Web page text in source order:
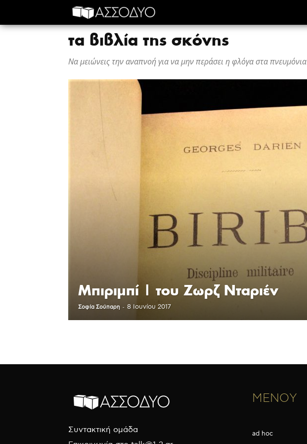
τα βιβλία της σκόνης
Να μειώνεις την αναπνοή για να μην περάσει η φλόγα στα πνευμόνια
Μπιριμπί | του Ζωρζ Νταριέν
Σοφία Σούπαρη - 8 Ιουνίου 2017
Συντακτική ομάδα
ΜΕΝΟΥ
ad hoc